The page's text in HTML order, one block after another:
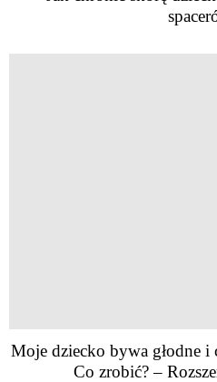
Moje dziecko bywa głodne i
Co zrobić? –